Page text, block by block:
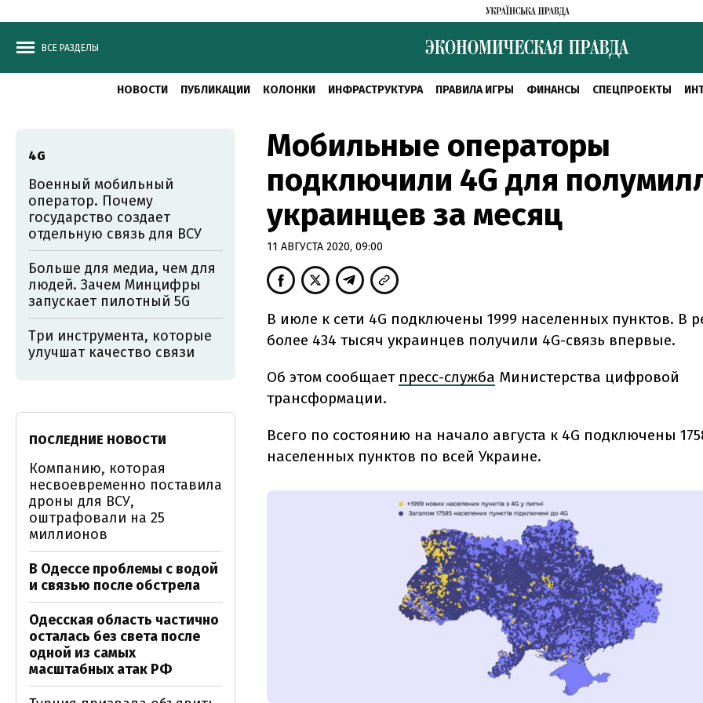
ВСЕ РАЗДЕЛЫ
НОВОСТИ ПУБЛИКАЦИИ КОЛОНКИ ИНФРАСТРУКТУРА ПРАВИЛА ИГРЫ ФИНАНСЫ СПЕЦПРОЕКТЫ
Мобильные операторы
подключили 4G для
украинцев за месяц
11 АВГУСТА 2020, 09:00
В июле к сети 4G подключены 1999 населенных пунктов. В
более 434 тысяч украинцев получили 4G-связь впервые.
Об этом сообщает пресс-служба Министерства цифровой
трансформации.
Всего по состоянию на начало августа к 4G подключены
населенных пунктов по всей Украине.
4G
Военный мобильный
оператор. Почему
государство создает
отдельную связь для ВСУ
Больше для медиа, чем для
людей. Зачем Минцифры
запускает пилотный 5G
Три инструмента, которые
улучшат качество связи
ПОСЛЕДНИЕ НОВОСТИ
Компанию, которая
несвоевременно поставила
дроны для ВСУ,
оштрафовали на 25
миллионов
В Одессе проблемы с водой
и связью после обстрела
Одесская область частично
осталась без света после
одной из самых
масштабных атак РФ